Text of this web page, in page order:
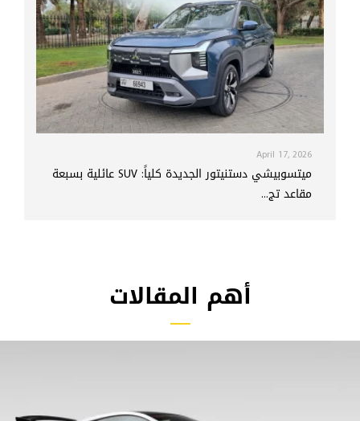
April 17, 2026
ميتسوبيشي دستنيتور الجديدة كلياً: SUV عائلية بسبعة
مقاعد تج...
أهم المقالات